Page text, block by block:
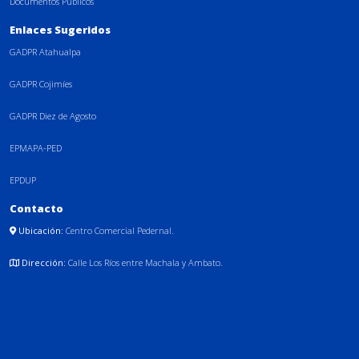
Enlaces Sugeridos
GADPR Atahualpa
GADPR Cojimíes
GADPR Diez de Agosto
EPMAPA-PED
EPDUP
Contacto
Ubicación: Centro Comercial Pedernal.
Dirección: Calle Los Ríos entre Machala y Ambato.